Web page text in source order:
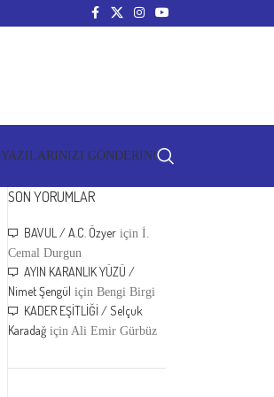
YAZILARINIZI GÖNDERİN!
SON YORUMLAR
BAVUL / A.C. Özyer içinİ.
Cemal Durgun
AYIN KARANLIK YÜZÜ /
Nimet Şengül içinBengi Birgi
KADER EŞİTLİĞİ / Selçuk
Karadağ içinAli Emir Gürbüz